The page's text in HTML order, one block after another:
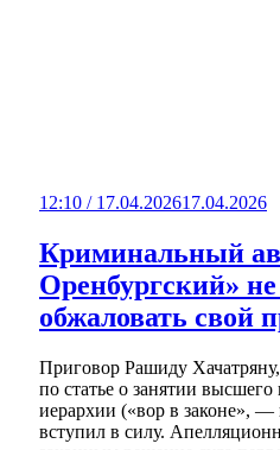
12:10 / 17.04.202617.04.2026
Криминальный
Оренбургский»
обжаловать свой
Приговор Рашиду
по статье о занятии
иерархии («вор в законе»,
вступил в силу.